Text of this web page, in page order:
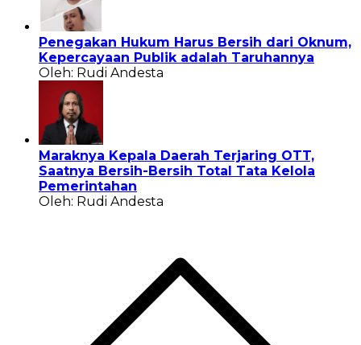
Penegakan Hukum Harus Bersih dari Oknum,
Kepercayaan Publik adalah Taruhannya
Oleh: Rudi Andesta
Maraknya Kepala Daerah Terjaring OTT,
Saatnya Bersih-Bersih Total Tata Kelola
Pemerintahan
Oleh: Rudi Andesta